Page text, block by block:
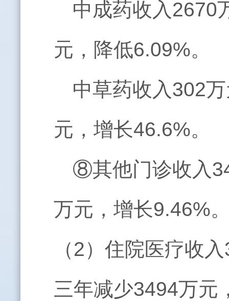
中成药收入2670
元，降低6.09%。
中草药收入302
元，增长46.6%。
⑧其他门诊收入
万元，增长9.46%
（2）住院医疗收
三年减少3494万元